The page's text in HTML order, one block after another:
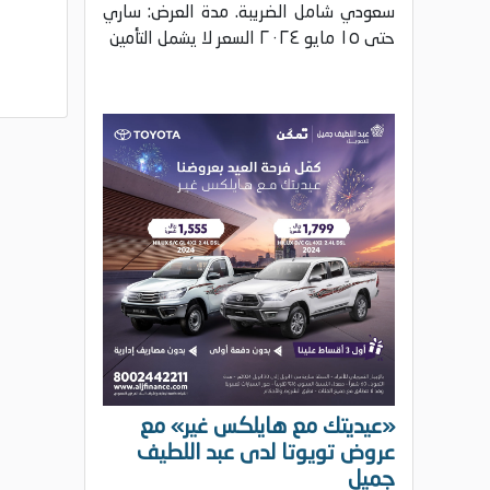
سعودي شامل الضريبة. مدة العرض: ساري
حتى ١٥ مايو ٢٠٢٤ السعر لا يشمل التأمين
«عيديتك مع هايلكس غير» مع
عروض تويوتا لدى عبد اللطيف
جميل